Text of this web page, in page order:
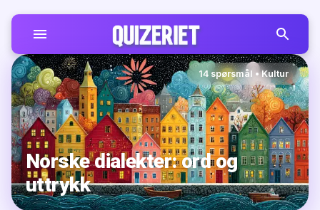
14 spørsmål •Kultur
Norske dialekter: ord og
uttrykk